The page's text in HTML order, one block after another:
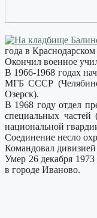
года в Краснодарском
Окончил военное
В 1966-1968 годах
МГБ СССР
Озерск).
В 1968 году отдел
специальных
национальной
Соединение несло
Командовал
Умер 26 декабря
в городе Иваново.